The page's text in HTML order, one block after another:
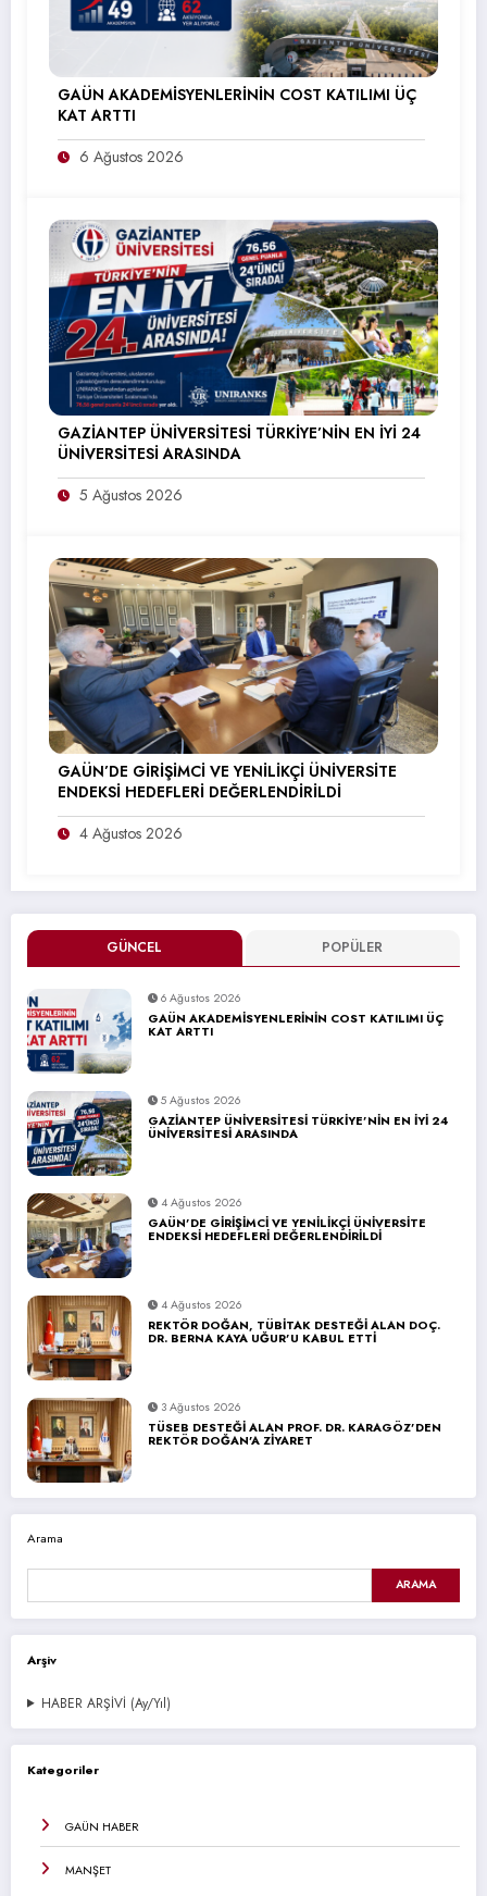
GÜNCEL POPÜLER
6 Ağustos 2026
GAÜN AKADEMİSYENLERİNİN COST KATILIMI ÜÇ
KAT ARTTI
5 Ağustos 2026
GAZİANTEP ÜNİVERSİTESİ TÜRKİYE’NİN EN İYİ 24
ÜNİVERSİTESİ ARASINDA
4 Ağustos 2026
GAÜN’DE GİRİŞİMCİ VE YENİLİKÇİ ÜNİVERSİTE
ENDEKSİ HEDEFLERİ DEĞERLENDİRİLDİ
4 Ağustos 2026
REKTÖR DOĞAN, TÜBİTAK DESTEĞİ ALAN DOÇ.
DR. BERNA KAYA UĞUR’U KABUL ETTİ
3 Ağustos 2026
TÜSEB DESTEĞİ ALAN PROF. DR. KARAGÖZ’DEN
REKTÖR DOĞAN’A ZİYARET
Arama
ARAMA
Arşiv
HABER ARŞİVİ (Ay/Yıl)
Kategoriler
GAÜN HABER
MANŞET
GAÜN AKADEMİSYENLERİNİN COST KATILIMI ÜÇ
KAT ARTTI
6 Ağustos 2026
GAZİANTEP ÜNİVERSİTESİ TÜRKİYE’NİN EN İYİ 24
ÜNİVERSİTESİ ARASINDA
5 Ağustos 2026
GAÜN’DE GİRİŞİMCİ VE YENİLİKÇİ ÜNİVERSİTE
ENDEKSİ HEDEFLERİ DEĞERLENDİRİLDİ
4 Ağustos 2026